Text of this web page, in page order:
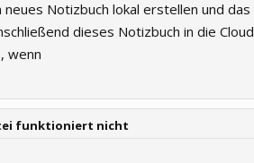
Notizbuch lokal erstellen und
dieses Notizbuch in die
wenn
funktioniert nicht